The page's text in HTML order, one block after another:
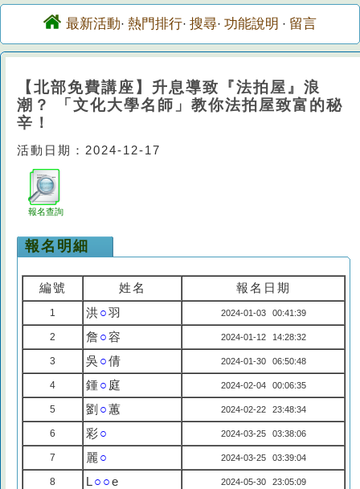
最新活動· 熱門排行· 搜尋· 功能說明 · 留言
【北部免費講座】升息導致『法拍屋』浪
潮？ 「文化大學名師」教你法拍屋致富的秘
辛！
活動日期：2024-12-17
報名查詢
報名明細
編號 姓名 報名日期
1 洪○羽 2024-01-03 00:41:39
2 詹○容 2024-01-12 14:28:32
3 吳 ○倩 2024-01-30 06:50:48
4 鍾○ 庭 2024-02-04 00:06:35
5 劉 ○蕙 2024-02-22 23:48:34
6 彩○ 2024-03-25 03:38:06
7 麗 ○ 2024-03-25 03:39:04
8 L○○e 2024-05-30 23:05:09